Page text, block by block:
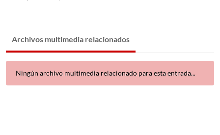
Archivos multimedia relacionados
Ningún archivo multimedia relacionado para esta entrada...